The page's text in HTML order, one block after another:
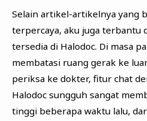
Selain artikel-artikelnya yang
terpercaya, aku juga terbantu
tersedia di Halodoc. Di masa
membatasi ruang gerak ke
periksa ke dokter, fitur chat
Halodoc sungguh sangat
tinggi beberapa waktu lalu,